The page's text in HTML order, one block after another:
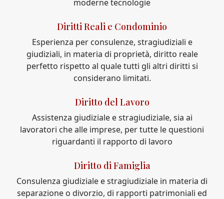
moderne tecnologie
Diritti Reali e Condominio
Esperienza per consulenze, stragiudiziali e
giudiziali, in materia di proprietà, diritto reale
perfetto rispetto al quale tutti gli altri diritti si
considerano limitati.
Diritto del Lavoro
Assistenza giudiziale e stragiudiziale, sia ai
lavoratori che alle imprese, per tutte le questioni
riguardanti il rapporto di lavoro
Diritto di Famiglia
Consulenza giudiziale e stragiudiziale in materia di
separazione o divorzio, di rapporti patrimoniali ed